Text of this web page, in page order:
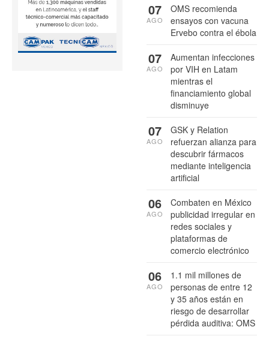
OMS recomienda
ensayos con vacuna
Ervebo contra el ébola
07
AGO
Aumentan infecciones
por VIH en Latam
mientras el
financiamiento global
disminuye
07
AGO
GSK y Relation
refuerzan alianza para
descubrir fármacos
mediante inteligencia
artificial
07
AGO
Combaten en México
publicidad irregular en
redes sociales y
plataformas de
comercio electrónico
06
AGO
1.1 mil millones de
personas de entre 12
y 35 años están en
riesgo de desarrollar
pérdida auditiva: OMS
06
AGO